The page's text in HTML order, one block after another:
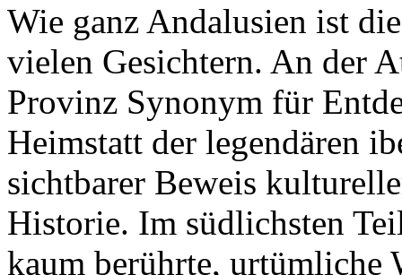
Wie ganz Andalusien ist
vielen Gesichtern. An der
Provinz Synonym für
Heimstatt der legendären
sichtbarer Beweis
Historie. Im südlichsten
kaum berührte, urtümliche